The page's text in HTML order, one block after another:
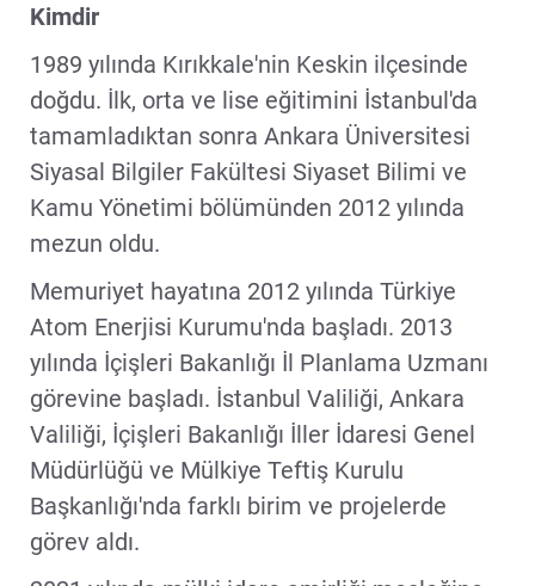
Kimdir
1989 yılında Kırıkkale'nin Keskin ilçesinde
doğdu. İlk, orta ve lise eğitimini İstanbul'da
tamamladıktan sonra Ankara Üniversitesi
Siyasal Bilgiler Fakültesi Siyaset Bilimi ve
Kamu Yönetimi bölümünden 2012 yılında
mezun oldu.
Memuriyet hayatına 2012 yılında Türkiye
Atom Enerjisi Kurumu'nda başladı. 2013
yılında İçişleri Bakanlığı İl Planlama Uzmanı
görevine başladı. İstanbul Valiliği, Ankara
Valiliği, İçişleri Bakanlığı İller İdaresi Genel
Müdürlüğü ve Mülkiye Teftiş Kurulu
Başkanlığı'nda farklı birim ve projelerde
görev aldı.